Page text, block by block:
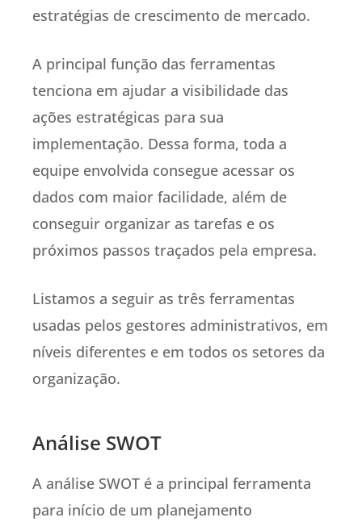
estratégias de crescimento de mercado.
A principal função das ferramentas
tenciona em ajudar a visibilidade das
ações estratégicas para sua
implementação. Dessa forma, toda a
equipe envolvida consegue acessar os
dados com maior facilidade, além de
conseguir organizar as tarefas e os
próximos passos traçados pela empresa.
Listamos a seguir as três ferramentas
usadas pelos gestores administrativos, em
níveis diferentes e em todos os setores da
organização.
Análise SWOT
A análise SWOT é a principal ferramenta
para início de um planejamento